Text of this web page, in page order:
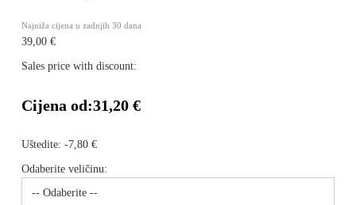
Najniža cijena u zadnjih 30 dana
39,00 €
Sales price with discount:
Cijena od:31,20 €
Uštedite: -7,80 €
Odaberite veličinu: